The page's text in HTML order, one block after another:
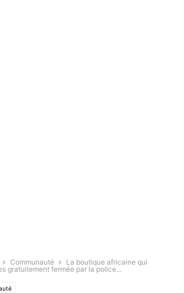
Communauté
La boutique africaine qui
gratuitement fermée par la police...